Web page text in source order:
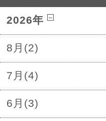
2026年
8月(2)
7月(4)
6月(3)